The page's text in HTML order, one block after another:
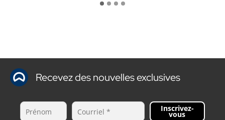
Recevez des nouvelles exclusives
Inscrivez-
vous